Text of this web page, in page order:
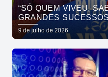
“SÓ QUEM VIVEU,
GRANDES
UNIVERSITÁRIO EM
BEIRA-MAR COM
9 de julho de 2026